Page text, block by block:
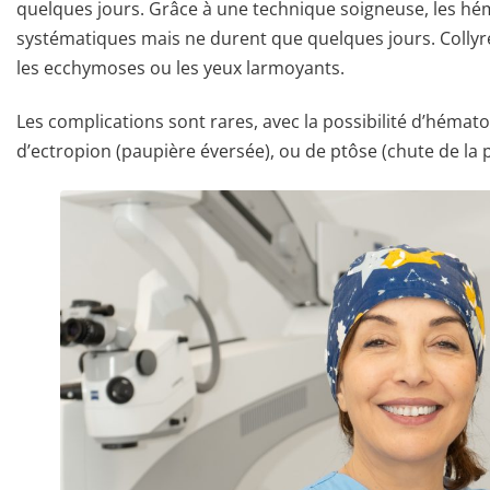
quelques jours. Grâce à une technique soigneuse, les
systématiques mais ne durent que quelques jours.
les ecchymoses ou les yeux larmoyants.
Les complications sont rares, avec la possibilité
d’ectropion (paupière éversée), ou de ptôse (chute de la